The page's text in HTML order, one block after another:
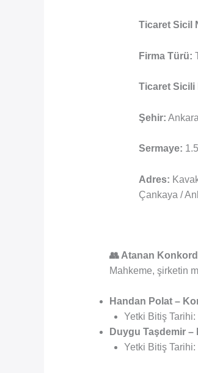
Ticaret Sicil
Firma Türü:
Ticaret
Şehir: Ankara
Sermaye:
Adres:
Çankaya /
👥 Atanan
Mahkeme, şirketin
Handan Polat –
Yetki Bitiş
Duygu Taşdemir
Yetki Bitiş